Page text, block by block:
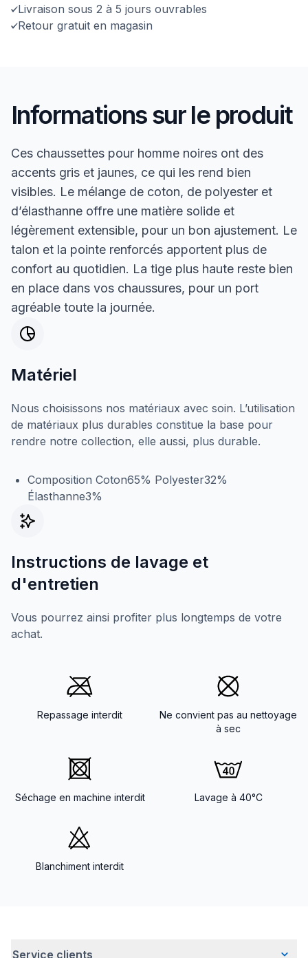
Livraison sous 2 à 5 jours ouvrables
Retour gratuit en magasin
Informations sur le produit
Ces chaussettes pour homme noires ont des
accents gris et jaunes, ce qui les rend bien
visibles. Le mélange de coton, de polyester et
d’élasthanne offre une matière solide et
légèrement extensible, pour un bon ajustement. Le
talon et la pointe renforcés apportent plus de
confort au quotidien. La tige plus haute reste bien
en place dans vos chaussures, pour un port
agréable toute la journée.
Matériel
Nous choisissons nos matériaux avec soin. L’utilisation
de matériaux plus durables constitue la base pour
rendre notre collection, elle aussi, plus durable.
Composition Coton65% Polyester32%
Élasthanne3%
Instructions de lavage et
d'entretien
Vous pourrez ainsi profiter plus longtemps de votre
achat.
Repassage interdit
Ne convient pas au nettoyage
à sec
Séchage en machine interdit Lavage à 40°C
Blanchiment interdit
Service clients